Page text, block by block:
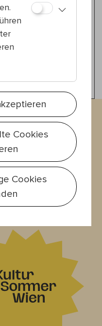
& Karin Ivancsics
jetzt zu
an!
Cookies
Cookies